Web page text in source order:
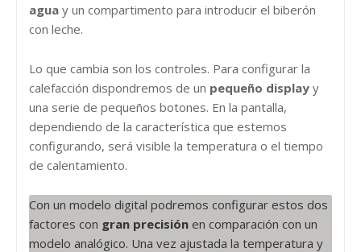
agua y un compartimento para introducir el biberón
con leche.
Lo que cambia son los controles. Para configurar la
calefacción dispondremos de un pequeño display y
una serie de pequeños botones. En la pantalla,
dependiendo de la característica que estemos
configurando, será visible la temperatura o el tiempo
de calentamiento.
Con un modelo digital podremos configurar estos dos
factores con gran precisión en comparación con un
modelo analógico. Una vez ajustada la temperatura y